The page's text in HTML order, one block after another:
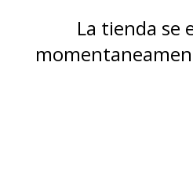
La tienda se